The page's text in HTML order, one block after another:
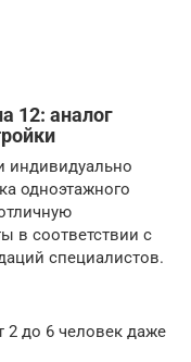
12: аналог
индивидуально
одноэтажного
в соответствии с
специалистов.
2 до 6 человек даже